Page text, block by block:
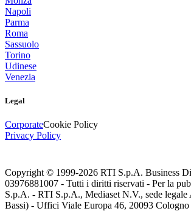
Napoli
Parma
Roma
Sassuolo
Torino
Udinese
Venezia
Legal
CorporateCookie Policy
Privacy Policy
Copyright © 1999-2026 RTI S.p.A. Business
03976881007 - Tutti i diritti riservati - Per la
S.p.A. - RTI S.p.A., Mediaset N.V., sede legale
Bassi) - Uffici Viale Europa 46, 20093